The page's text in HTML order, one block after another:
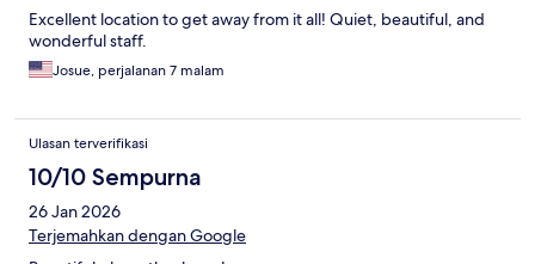
Excellent location to get away from it all! Quiet, beautiful, and
wonderful staff.
Josue, perjalanan 7 malam
Ulasan terverifikasi
10/10 Sempurna
26 Jan 2026
Terjemahkan dengan Google